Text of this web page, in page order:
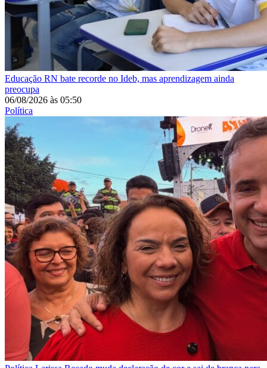
Educação RN bate recorde no Ideb, mas aprendizagem ainda
preocupa
06/08/2026 às 05:50
Política